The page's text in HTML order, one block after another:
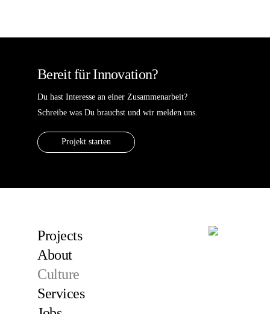
Bereit für Innovation?
Du hast Interesse an einer Zusammenarbeit?
Schreibe was Du brauchst und wir melden uns.
Projekt starten
Projects
About
Culture
Services